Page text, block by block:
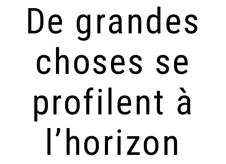
De grandes
choses se
profilent à
l’horizon